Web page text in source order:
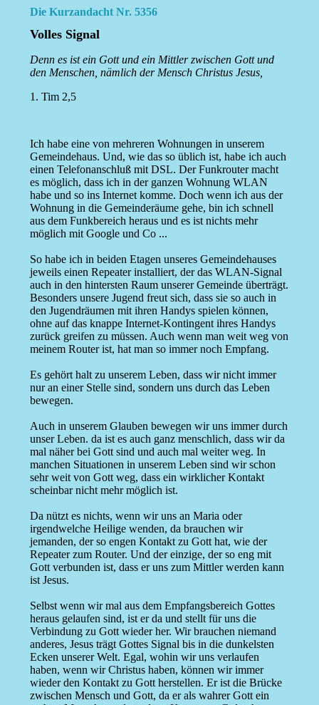
Die Kurzandacht Nr. 5356
Volles Signal
Denn es ist ein Gott und ein Mittler zwischen Gott und
den Menschen, nämlich der Mensch Christus Jesus,
1. Tim 2,5
Ich habe eine von mehreren Wohnungen in unserem
Gemeindehaus. Und, wie das so üblich ist, habe ich auch
einen Telefonanschluß mit DSL. Der Funkrouter macht
es möglich, dass ich in der ganzen Wohnung WLAN
habe und so ins Internet komme. Doch wenn ich aus der
Wohnung in die Gemeinderäume gehe, bin ich schnell
aus dem Funkbereich heraus und es ist nichts mehr
möglich mit Google und Co ...
So habe ich in beiden Etagen unseres Gemeindehauses
jeweils einen Repeater installiert, der das WLAN-Signal
auch in den hintersten Raum unserer Gemeinde überträgt.
Besonders unsere Jugend freut sich, dass sie so auch in
den Jugendräumen mit ihren Handys spielen können,
ohne auf das knappe Internet-Kontingent ihres Handys
zurück greifen zu müssen. Auch wenn man weit weg von
meinem Router ist, hat man so immer noch Empfang.
Es gehört halt zu unserem Leben, dass wir nicht immer
nur an einer Stelle sind, sondern uns durch das Leben
bewegen.
Auch in unserem Glauben bewegen wir uns immer durch
unser Leben. da ist es auch ganz menschlich, dass wir da
mal näher bei Gott sind und auch mal weiter weg. In
manchen Situationen in unserem Leben sind wir schon
sehr weit von Gott weg, dass ein wirklicher Kontakt
scheinbar nicht mehr möglich ist.
Da nützt es nichts, wenn wir uns an Maria oder
irgendwelche Heilige wenden, da brauchen wir
jemanden, der so engen Kontakt zu Gott hat, wie der
Repeater zum Router. Und der einzige, der so eng mit
Gott verbunden ist, dass er uns zum Mittler werden kann
ist Jesus.
Selbst wenn wir mal aus dem Empfangsbereich Gottes
heraus gelaufen sind, ist er da und stellt für uns die
Verbindung zu Gott wieder her. Wir brauchen niemand
anderes, Jesus trägt Gottes Signal bis in die dunkelsten
Ecken unserer Welt. Egal, wohin wir uns verlaufen
haben, wenn wir Christus haben, können wir immer
wieder den Kontakt zu Gott herstellen. Er ist die Brücke
zwischen Mensch und Gott, da er als wahrer Gott ein